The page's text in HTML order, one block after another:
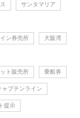
サンタマリア
ン券売所 大阪湾
ト販売所 乗船券
ャプテンライン
提示